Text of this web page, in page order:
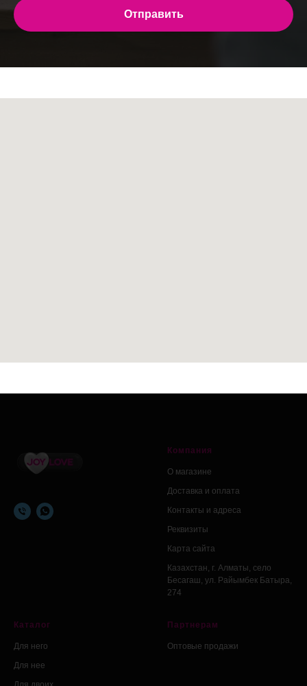
Отправить
Компания
О магазине
Доставка и оплата
Контакты и адреса
Реквизиты
Карта сайта
Казахстан, г. Алматы, село
Бесагаш, ул. Райымбек Батыра,
274
Каталог
Для него
Для нее
Партнерам
Оптовые продажи